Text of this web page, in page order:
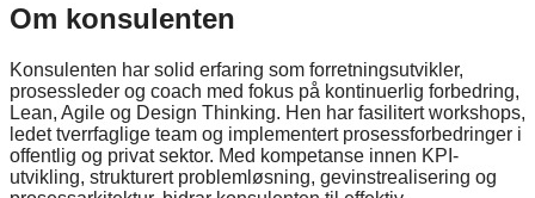
Om konsulenten
Konsulenten har solid erfaring som forretningsutvikler,
prosessleder og coach med fokus på kontinuerlig forbedring,
Lean, Agile og Design Thinking. Hen har fasilitert workshops,
ledet tverrfaglige team og implementert prosessforbedringer i
offentlig og privat sektor. Med kompetanse innen KPI-
utvikling, strukturert problemløsning, gevinstrealisering og